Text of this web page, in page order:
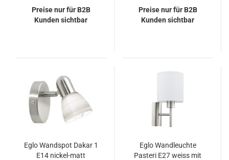
Preise nur für B2B
Kunden sichtbar
Preise nur für B2B
Kunden sichtbar
Eglo Wandspot Dakar 1
E14 nickel-matt
Eglo Wandleuchte
Pasteri E27 weiss mit